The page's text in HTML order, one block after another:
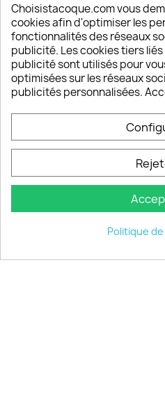
Un SAV à votre
Notre SAV est
INFORMATIONS
VOTRE COMPTE
INFORMATIONS
© 2026 - choisistacoque.com
Choisistacoque.com vous
cookies afin d'optimiser les
fonctionnalités des réseaux
publicité. Les cookies tiers
publicité sont utilisés pour
optimisées sur les réseaux
publicités personnalisées.
Politique